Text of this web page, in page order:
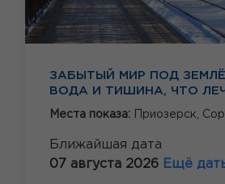
ЗАБЫТЫЙ МИР ПОД
ВОДА И ТИШИНА, ЧТО
Места показа: Приозерск,
Ближайшая дата
07 августа 2026 Ещё